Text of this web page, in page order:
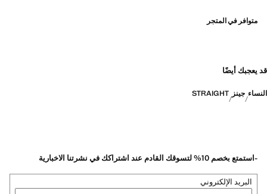
متوافر في المتجر
قد يعجبك أيضًا
النساء جينز STRAIGHT
-استمتع بخصم 10% لتسوقك القادم عند اشتراكك في نشرتنا الاخبارية
البريد الإلكتروني